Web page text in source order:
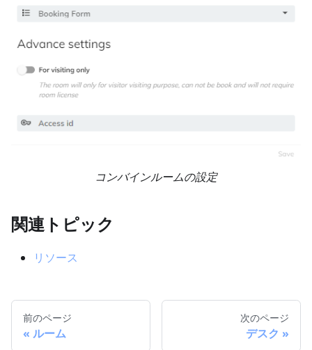
コンバインルームの設定
関連トピック
リソース
前のページ
ルーム
次のページ
デスク